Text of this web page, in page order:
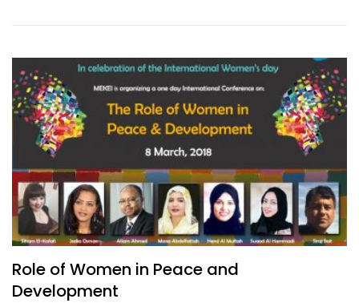
Role of Women in Peace and
Development